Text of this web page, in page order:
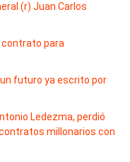
(r) Juan Carlos
contrato para
futuro ya escrito por
Ledezma, perdió
millonarios con